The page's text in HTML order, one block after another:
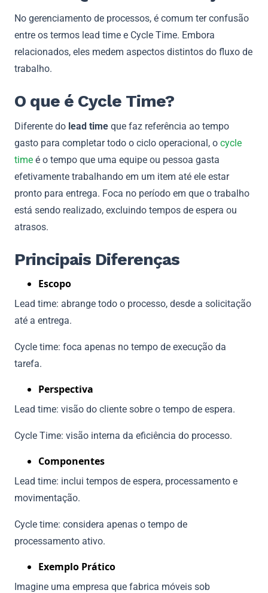
No gerenciamento de processos, é comum ter confusão
entre os termos lead time e Cycle Time. Embora
relacionados, eles medem aspectos distintos do fluxo de
trabalho.
O que é Cycle Time?
Diferente do lead time que faz referência ao tempo
gasto para completar todo o ciclo operacional, o cycle
time é o tempo que uma equipe ou pessoa gasta
efetivamente trabalhando em um item até ele estar
pronto para entrega. Foca no período em que o trabalho
está sendo realizado, excluindo tempos de espera ou
atrasos.
Principais Diferenças
Escopo
Lead time: abrange todo o processo, desde a solicitação
até a entrega.
Cycle time: foca apenas no tempo de execução da
tarefa.
Perspectiva
Lead time: visão do cliente sobre o tempo de espera.
Cycle Time: visão interna da eficiência do processo.
Componentes
Lead time: inclui tempos de espera, processamento e
movimentação.
Cycle time: considera apenas o tempo de
processamento ativo.
Exemplo Prático
Imagine uma empresa que fabrica móveis sob